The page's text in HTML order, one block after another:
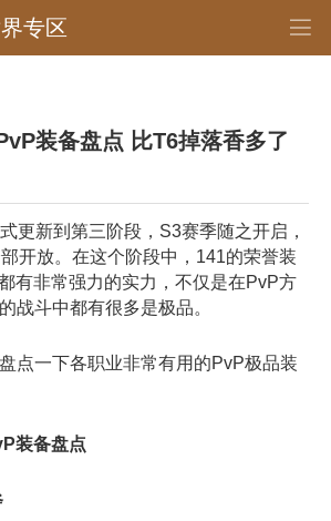
专区
界》 >
装备盘点 比T6掉落香多了
更新到第三阶段，S3赛季随之开启，
开放。在这个阶段中，141的荣誉装
有非常强力的实力，不仅是在PvP方
战斗中都有很多是极品。
点一下各职业非常有用的PvP极品装
装备盘点